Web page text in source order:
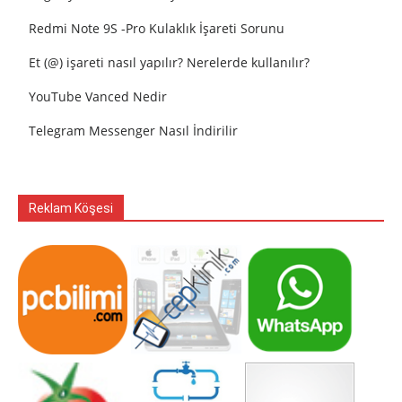
Redmi Note 9S -Pro Kulaklık İşareti Sorunu
Et (@) işareti nasıl yapılır? Nerelerde kullanılır?
YouTube Vanced Nedir
Telegram Messenger Nasıl İndirilir
Reklam Köşesi